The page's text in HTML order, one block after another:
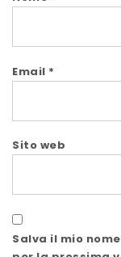
Email *
Sito web
Salva il mio